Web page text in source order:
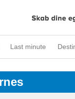
Last minute